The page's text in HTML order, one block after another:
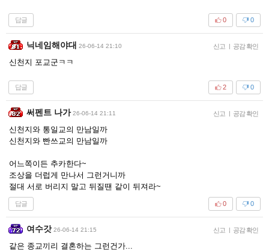
답글 0
0
닉네임해야대 26-06-14 21:10 신고 | 공감 확인
신천지 포교군ㅋㅋ
답글 0
2
써펜트 나가 26-06-14 21:11 신고 | 공감 확인
신천지와 통일교의 만남일까
신천지와 빤쓰교의 만남일까
어느쪽이든 추카한다~
조상을 더럽게 만나서 그런거니까
절대 서로 버리지 말고 뒤질땐 같이 뒤져라~
답글 0
0
여수갓 26-06-14 21:15 신고 | 공감 확인
같은 종교끼리 결혼하는 그런건가...